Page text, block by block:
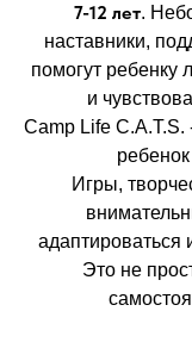
7-12 лет.
наставники,
помогут ребенку
и
Camp Life
Игры,
адаптироваться
Это не